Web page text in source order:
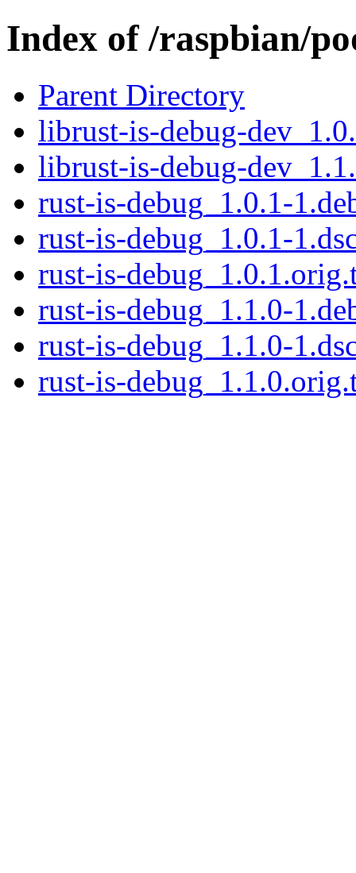
Index of /raspbian/
Parent Directory
librust-is-debug-
librust-is-debug-
rust-is-debug_1.0.1-
rust-is-debug_1.0.1-
rust-is-
rust-is-debug_1.1.0-
rust-is-debug_1.1.0-
rust-is-